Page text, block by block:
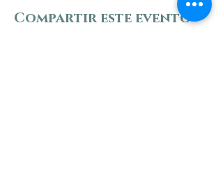
Compartir este evento